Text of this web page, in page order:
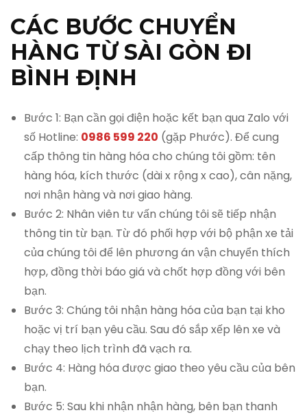
CÁC BƯỚC CHUYỂN
HÀNG TỪ SÀI GÒN ĐI
BÌNH ĐỊNH
Bước 1: Bạn cần gọi điện hoặc kết bạn qua Zalo với
số Hotline: 0986 599 220 (gặp Phước). Để cung
cấp thông tin hàng hóa cho chúng tôi gồm: tên
hàng hóa, kích thước (dài x rộng x cao), cân nặng,
nơi nhận hàng và nơi giao hàng.
Bước 2: Nhân viên tư vấn chúng tôi sẽ tiếp nhận
thông tin từ bạn. Từ đó phối hợp với bộ phận xe tải
của chúng tôi để lên phương án vận chuyển thích
hợp, đồng thời báo giá và chốt hợp đồng với bên
bạn.
Bước 3: Chúng tôi nhận hàng hóa của bạn tại kho
hoặc vị trí bạn yêu cầu. Sau đó sắp xếp lên xe và
chạy theo lịch trình đã vạch ra.
Bước 4: Hàng hóa được giao theo yêu cầu của bên
bạn.
Bước 5: Sau khi nhận nhận hàng, bên bạn thanh